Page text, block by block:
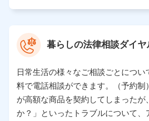
氏名、電話番号、メールアドレス、お客
性、連絡先、dポイントサービスのご利用
として、dポイントカード番号、性別、年
所、dポイント残高、dポイント利用履歴
利用情報
当社又は株式会社NTTドコモが提供する
ご契約・ご利用などに関する情報。例と
会社NTTドコモが提供する各種サービス
用履歴インターネット利用時の行動に関
暮らしの法律相談ダイヤ
日常生活の様々なご相談ごとについ
料で電話相談ができます。（予約制
が高額な商品を契約してしまったが
か？」といったトラブルについて、